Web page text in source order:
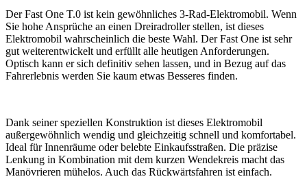
Der Fast One T.0 ist kein gewöhnliches 3-Rad-Elektromobil. Wenn
Sie hohe Ansprüche an einen Dreiradroller stellen, ist dieses
Elektromobil wahrscheinlich die beste Wahl. Der Fast One ist sehr
gut weiterentwickelt und erfüllt alle heutigen Anforderungen.
Optisch kann er sich definitiv sehen lassen, und in Bezug auf das
Fahrerlebnis werden Sie kaum etwas Besseres finden.
Dank seiner speziellen Konstruktion ist dieses Elektromobil
außergewöhnlich wendig und gleichzeitig schnell und komfortabel.
Ideal für Innenräume oder belebte Einkaufsstraßen. Die präzise
Lenkung in Kombination mit dem kurzen Wendekreis macht das
Manövrieren mühelos. Auch das Rückwärtsfahren ist einfach.